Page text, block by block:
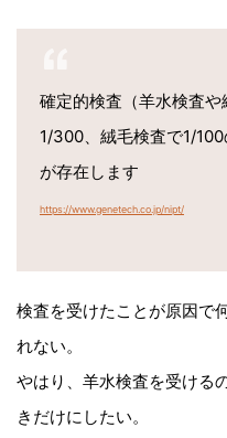
確定的検査（羊水検査
1/300、絨毛検査で1/
が存在します
https://www.genetech.co.jp/nipt/
検査を受けたことが原因で
れない。
やはり、羊水検査を受ける
きだけにしたい。